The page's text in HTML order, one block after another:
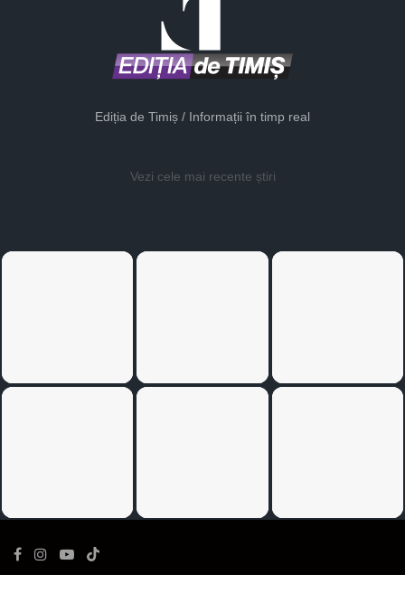
Ediția de Timiș / Informații în timp real
Vezi cele mai recente știri